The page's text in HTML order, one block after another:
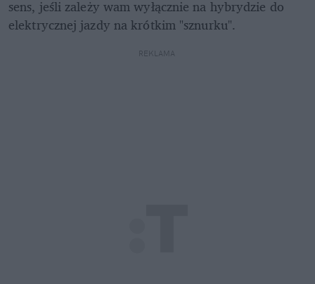
sens, jeśli zależy wam wyłącznie na hybrydzie do
elektrycznej jazdy na krótkim "sznurku".
REKLAMA